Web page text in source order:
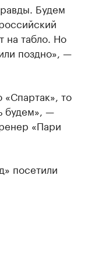
Будем
на табло. Но
поздно», —
то
будем», —
«Пари
посетили